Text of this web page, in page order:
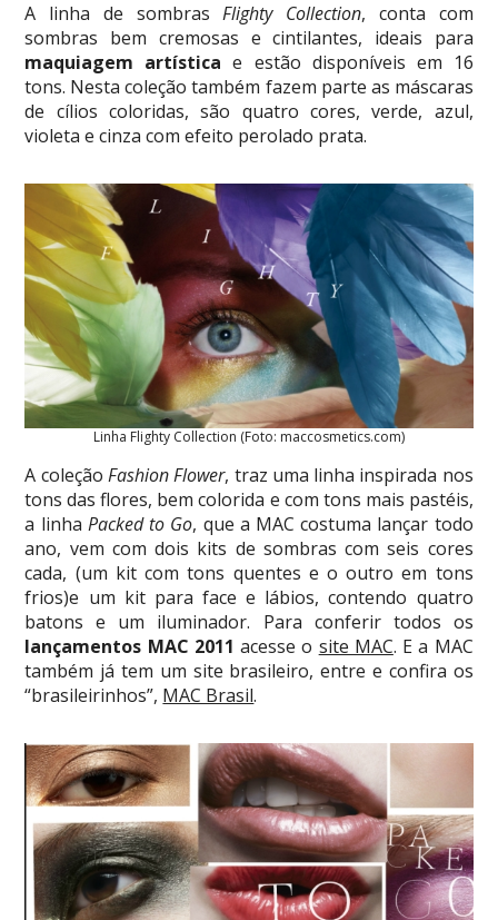
A linha de sombrasFlighty Collection, conta com
sombras bem cremosas e cintilantes, ideais para
maquiagem artísticae estão disponíveis em 16
tons. Nesta coleção também fazem parte as máscaras
de cílios coloridas, são quatro cores, verde, azul,
violeta e cinza com efeito perolado prata.
Linha Flighty Collection (Foto: maccosmetics.com)
A coleção Fashion Flower, traz uma linha inspirada nos
tons das flores, bem colorida e com tons mais pastéis,
a linha Packed to Go, que a MAC costuma lançar todo
ano, vem com dois kits de sombras com seis cores
cada, (um kit com tons quentes e o outro em tons
frios)e um kit para face e lábios, contendo quatro
batons e um iluminador. Para conferir todos os
lançamentos MAC 2011 acesse o site MAC. E a MAC
também já tem um site brasileiro, entre e confira os
“brasileirinhos”, MAC Brasil.